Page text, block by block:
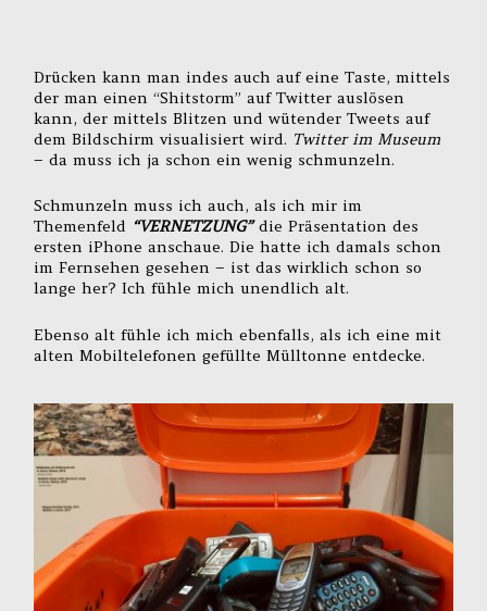
Drücken kann man indes auch auf eine Taste, mittels
der man einen “Shitstorm” auf Twitter auslösen
kann, der mittels Blitzen und wütender Tweets auf
dem Bildschirm visualisiert wird. Twitter im Museum
– da muss ich ja schon ein wenig schmunzeln.
Schmunzeln muss ich auch, als ich mir im
Themenfeld “VERNETZUNG”die Präsentation des
ersten iPhone anschaue. Die hatte ich damals schon
im Fernsehen gesehen – ist das wirklich schon so
lange her? Ich fühle mich unendlich alt.
Ebenso alt fühle ich mich ebenfalls, als ich eine mit
alten Mobiltelefonen gefüllte Mülltonne entdecke.